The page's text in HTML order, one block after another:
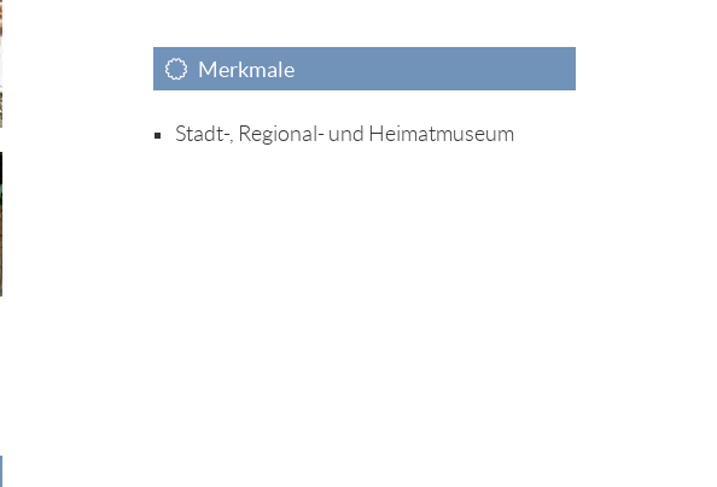
Merkmale
Stadt-, Regional- und Heimatmuseum